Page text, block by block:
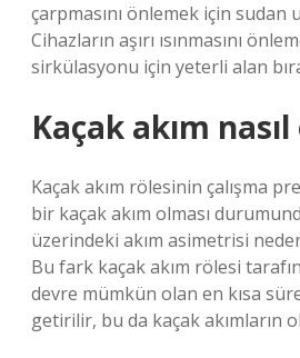
çarpmasını önlemek için sudan
Cihazların aşırı ısınmasını
sirkülasyonu için yeterli alan
Kaçak akım
Kaçak akım rölesinin çalışma
bir kaçak akım olması
üzerindeki akım asimetrisi
Bu fark kaçak akım rölesi
devre mümkün olan en kısa
getirilir, bu da kaçak akımların